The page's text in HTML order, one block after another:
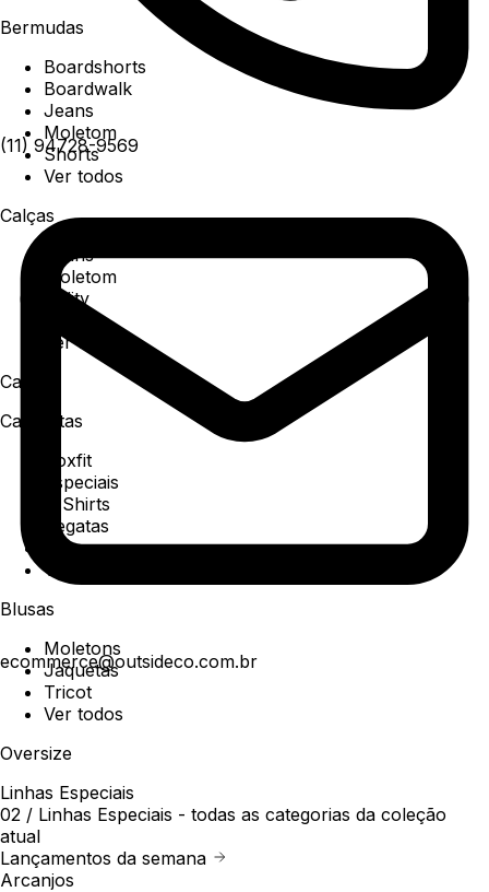
(11) 94728-9569
ecommerce@outsideco.com.br
Bermudas
Boardshorts
Boardwalk
Jeans
Moletom
Shorts
Ver todos
Calças
Jeans
Moletom
Utility
Ver todos
Camisa
Camisetas
Boxfit
Especiais
T-Shirts
Regatas
Polo
Ver todos
Blusas
Moletons
Jaquetas
Tricot
Ver todos
Oversize
Linhas Especiais
02 / Linhas Especiais - todas as categorias da coleção
atual
Lançamentos da semana
Arcanjos